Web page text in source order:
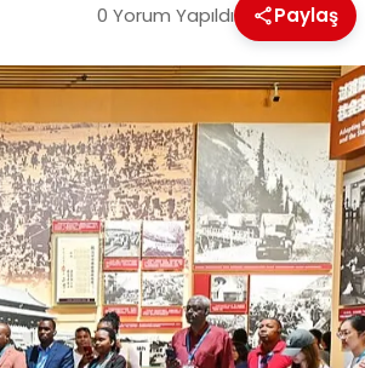
0 Yorum Yapıldı Paylaş